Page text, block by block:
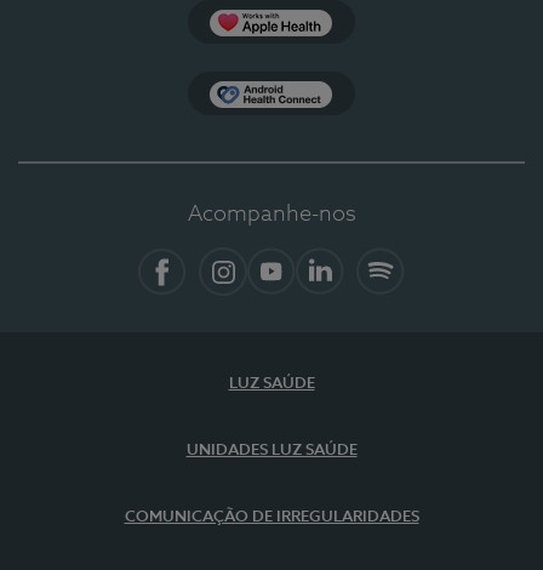
Acompanhe-nos
LUZ SAÚDE
UNIDADES LUZ SAÚDE
COMUNICAÇÃO DE IRREGULARIDADES